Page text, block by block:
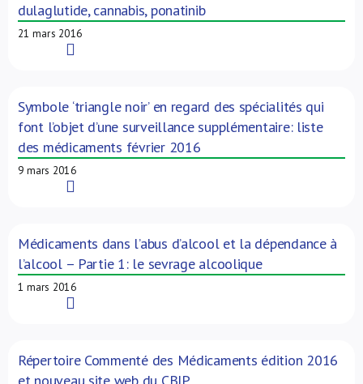
dulaglutide, cannabis, ponatinib
21 mars 2016
Symbole ‘triangle noir’ en regard des spécialités qui
font l’objet d’une surveillance supplémentaire: liste
des médicaments février 2016
9 mars 2016
Médicaments dans l’abus d’alcool et la dépendance à
l’alcool – Partie 1: le sevrage alcoolique
1 mars 2016
Répertoire Commenté des Médicaments édition 2016